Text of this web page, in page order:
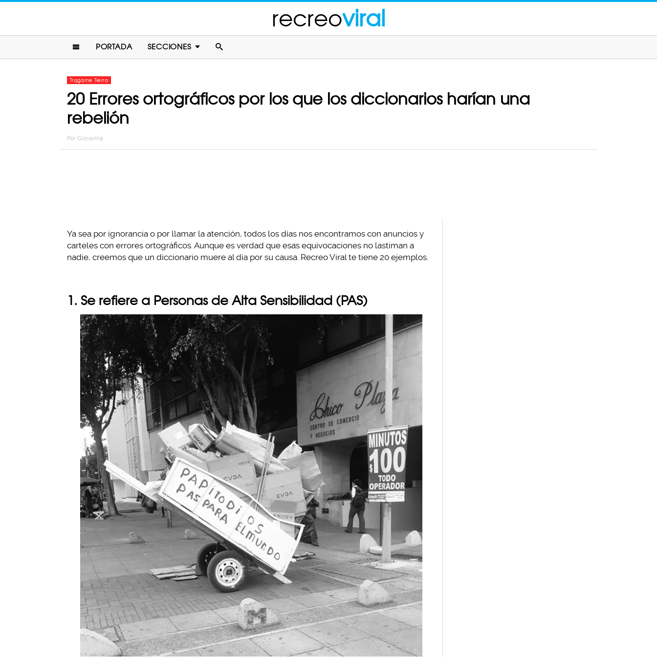
recreoviral
PORTADA SECCIONES
Tragame Tierra
20 Errores ortográficos por los que los diccionarios harían una
rebelión
Por Giovanna
Ya sea por ignorancia o por llamar la atención, todos los días nos encontramos con anuncios y
carteles con errores ortográficos. Aunque es verdad que esas equivocaciones no lastiman a
nadie, creemos que un diccionario muere al día por su causa. Recreo Viral te tiene 20 ejemplos.
1. Se refiere a Personas de Alta Sensibilidad (PAS)